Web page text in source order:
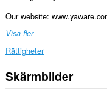
Our website:
Visa fler
Rättigheter
Tillägget
kan
Skärmbilder